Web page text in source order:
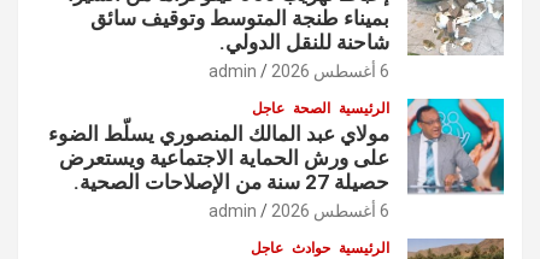
بميناء طنجة المتوسط وتوقيف سائق
شاحنة للنقل الدولي.
6 أغسطس 2026 admin
الرئيسية الصحة عاجل
مولاي عبد المالك المنصوري يسلّط الضوء
على ورش الحماية الاجتماعية ويستعرض
حصيلة 27 سنة من الإصلاحات الصحية.
6 أغسطس 2026 admin
الرئيسية حوادث عاجل